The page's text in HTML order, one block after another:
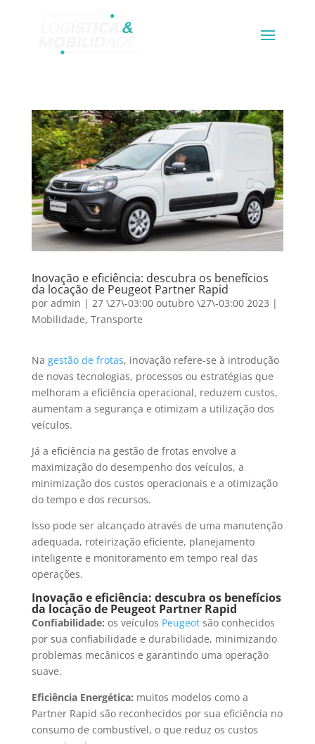
Inovação e eficiência: descubra os benefícios
da locação de Peugeot Partner Rapid
por admin | 27 \27\-03:00 outubro \27\-03:00 2023 |
Mobilidade, Transporte
Na gestão de frotas, inovação refere-se à introdução
de novas tecnologias, processos ou estratégias que
melhoram a eficiência operacional, reduzem custos,
aumentam a segurança e otimizam a utilização dos
veículos.
Já a eficiência na gestão de frotas envolve a
maximização do desempenho dos veículos, a
minimização dos custos operacionais e a otimização
do tempo e dos recursos.
Isso pode ser alcançado através de uma manutenção
adequada, roteirização eficiente, planejamento
inteligente e monitoramento em tempo real das
operações.
Inovação e eficiência: descubra os benefícios
da locação de Peugeot Partner Rapid
Confiabilidade: os veículos Peugeotsão conhecidos
por sua confiabilidade e durabilidade, minimizando
problemas mecânicos e garantindo uma operação
suave.
Eficiência Energética: muitos modelos como a
Partner Rapid são reconhecidos por sua eficiência no
consumo de combustível, o que reduz os custos